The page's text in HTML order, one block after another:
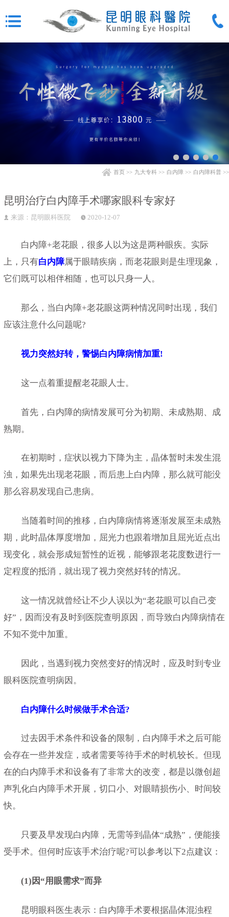
首页 >> 九大专科 >> 白内障 >> 白内障科普 >>
昆明治疗白内障手术哪家眼科专家好
来源：昆明眼科医院 2020-12-07
白内障+老花眼，很多人以为这是两种眼疾。实际
上，只有白内障属于眼睛疾病，而老花眼则是生理现象，
它们既可以相伴相随，也可以只身一人。
那么，当白内障+老花眼这两种情况同时出现，我们
应该注意什么问题呢?
视力突然好转，警惕白内障病情加重!
这一点着重提醒老花眼人士。
首先，白内障的病情发展可分为初期、未成熟期、成
熟期。
在初期时，症状以视力下降为主，晶体暂时未发生混
浊，如果先出现老花眼，而后患上白内障，那么就可能没
那么容易发现自己患病。
当随着时间的推移，白内障病情将逐渐发展至未成熟
期，此时晶体厚度增加，屈光力也跟着增加且屈光近点出
现变化，就会形成短暂性的近视，能够跟老花度数进行一
定程度的抵消，就出现了视力突然好转的情况。
这一情况就曾经让不少人误以为“老花眼可以自己变
好”，因而没有及时到医院查明原因，而导致白内障病情在
不知不觉中加重。
因此，当遇到视力突然变好的情况时，应及时到专业
眼科医院查明病因。
白内障什么时候做手术合适?
过去因手术条件和设备的限制，白内障手术之后可能
会存在一些并发症，或者需要等待手术的时机较长。但现
在的白内障手术和设备有了非常大的改变，都是以微创超
声乳化白内障手术开展，切口小、对眼睛损伤小、时间较
快。
只要及早发现白内障，无需等到晶体“成熟”，便能接
受手术。但何时应该手术治疗呢?可以参考以下2点建议：
(1)因“用眼需求”而异
昆明眼科医生表示：白内障手术要根据晶体混浊程